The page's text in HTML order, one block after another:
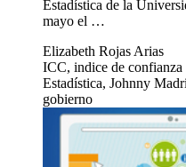
Estadística de la
mayo el …
Elizabeth Rojas Arias
ICC, indice de confianza
Estadística, Johnny
gobierno